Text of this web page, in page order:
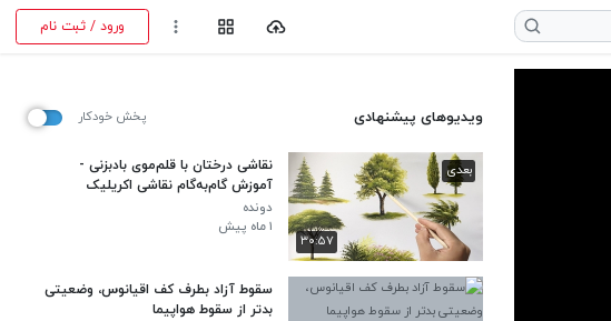
ورود / ثبت نام
ویدیوهای پیشنهادی پخش خودکار
۳۰:۵۷
بعدی
نقاشی درختان با قلم‌موی بادبزنی -
آموزش گام‌به‌گام نقاشی اکریلیک
دونده
۱ ماه پیش
سقوط آزاد بطرف کف اقیانوس، وضعیتی
بدتر از سقوط هواپیما